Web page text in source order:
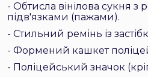
- Обтисла вінілова сукня з
підв'язками (пажами).
- Стильний ремінь із
- Формений кашкет
- Поліцейський значок